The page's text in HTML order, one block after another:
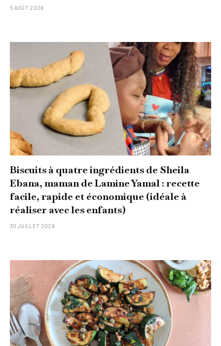
5 AOÛT 2026
Biscuits à quatre ingrédients de Sheila
Ebana, maman de Lamine Yamal : recette
facile, rapide et économique (idéale à
réaliser avec les enfants)
30 JUILLET 2026